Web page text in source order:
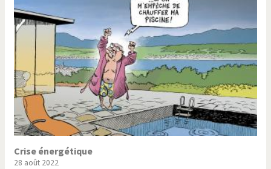
Crise énergétique
28 août 2022